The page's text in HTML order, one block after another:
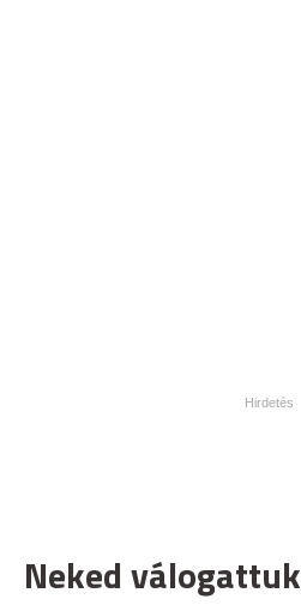
Neked válogattuk